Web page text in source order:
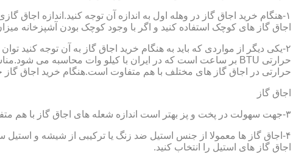
۱-هنگام خرید اجاق گاز در وهله اول به اندازه آن توجه کنید.اندازه
اجاق گاز های کوچک استفاده کنید و اگر با وجود کوچک بودن آشپزخانه
۲-یکی دیگر از مواردی که باید به هنگام خرید اجاق گاز به آن توجه
حرارتی در اجاق گاز های مختلف با هم متفاوت است.هنگام خرید اجاق گاز
اجاق گاز
۳-جهت سهولت در پخت و پز بهتر است اندازه شعله های اجاق گاز با هم متفاوت باشد.
۴-اجاق گاز ها معمولا از جنس استیل ضد زنگ یا ترکیبی از شیشه و
اجاق گاز های استیل را انتخاب کنید.